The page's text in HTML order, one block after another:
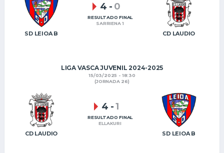
SD LEIOA B CD LAUDIO
4 - 0
RESULTADO FINAL
SARRIENA 1
LIGA VASCA JUVENIL 2024-2025
15/03/2025 - 18:30
(JORNADA 26)
CD LAUDIO SD LEIOA B
4 -1
RESULTADO FINAL
ELLAKURI